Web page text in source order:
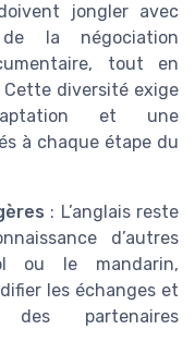
jongler avec
la négociation
tout en
diversité exige
et une
à chaque étape du
: L’anglais reste
d’autres
ou le mandarin,
les échanges et
partenaires